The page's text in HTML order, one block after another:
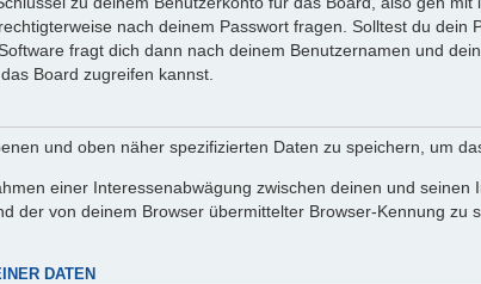
nach deinem Passwort fragen. Solltest du
fragt dich dann nach deinem Benutzernamen und
Board zugreifen kannst.
und oben näher spezifizierten Daten zu speichern, um
einer Interessenabwägung zwischen deinen und
der von deinem Browser übermittelter Browser-Kennung
DATEN